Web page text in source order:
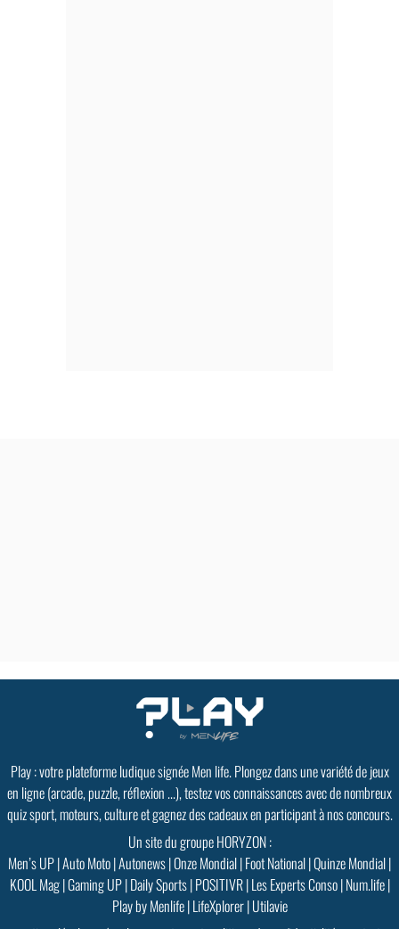
Play : votre plateforme ludique signée Men life. Plongez dans une variété de jeux
en ligne (arcade, puzzle, réflexion ...), testez vos connaissances avec de nombreux
quiz sport, moteurs, culture et gagnez des cadeaux en participant à nos concours.
Un site du groupe HORYZON :
Men’s UP|Auto Moto|Autonews|Onze Mondial|Foot National|Quinze Mondial|
KOOL Mag|Gaming UP|Daily Sports|POSITIVR|Les Experts Conso|Num.life|
Play by Menlife|LifeXplorer|Utilavie